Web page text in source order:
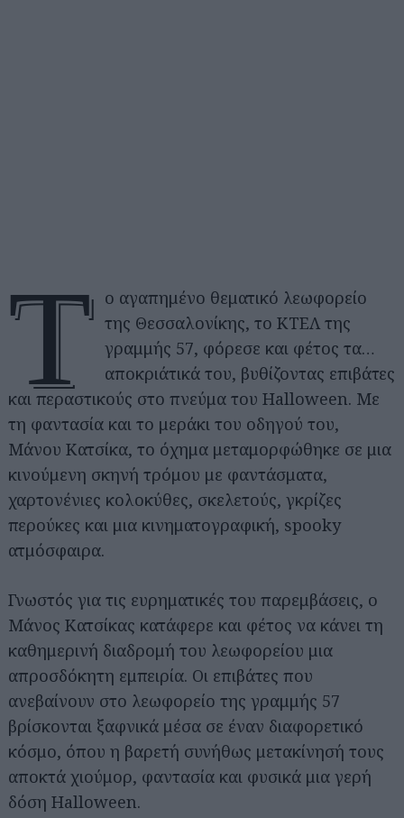
Τ
ο αγαπημένο θεματικό λεωφορείο
της Θεσσαλονίκης, το ΚΤΕΛ της
γραμμής 57, φόρεσε και φέτος τα…
αποκριάτικά του, βυθίζοντας επιβάτες
και περαστικούς στο πνεύμα του Halloween. Με
τη φαντασία και το μεράκι του οδηγού του,
Μάνου Κατσίκα, το όχημα μεταμορφώθηκε σε μια
κινούμενη σκηνή τρόμου με φαντάσματα,
χαρτονένιες κολοκύθες, σκελετούς, γκρίζες
περούκες και μια κινηματογραφική, spooky
ατμόσφαιρα.
Γνωστός για τις ευρηματικές του παρεμβάσεις, ο
Μάνος Κατσίκας κατάφερε και φέτος να κάνει τη
καθημερινή διαδρομή του λεωφορείου μια
απροσδόκητη εμπειρία. Οι επιβάτες που
ανεβαίνουν στο λεωφορείο της γραμμής 57
βρίσκονται ξαφνικά μέσα σε έναν διαφορετικό
κόσμο, όπου η βαρετή συνήθως μετακίνησή τους
αποκτά χιούμορ, φαντασία και φυσικά μια γερή
δόση Halloween.